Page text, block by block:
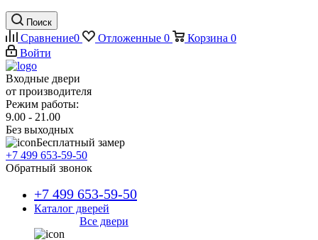
Поиск
Сравнение0 Отложенные 0 Корзина 0
Войти
Входные двери
от производителя
Режим работы:
9.00 - 21.00
Без выходных
Бесплатный замер
+7 499 653-59-50
Обратный звонок
+7 499 653-59-50
Каталог дверей
Все двери